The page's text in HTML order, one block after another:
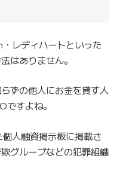
レディハートといった
はありません。
ずの他人にお金を貸す人
すよね。
人融資掲示板に掲載さ
グループなどの犯罪組織